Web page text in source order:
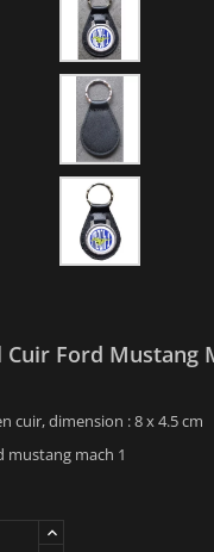
Cuir Ford Mustang
cuir, dimension : 8 x 4.5 cm
mustang mach 1